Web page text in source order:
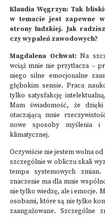
Klaudia Węgrzyn: Tak
w temacie jest zapewne
strony ludzkiej. Jak
czy wypaleń zawodowych?
Magdalena Ochwat:Na
wciąż mnie nie przytłacza –
niego silne emocjonalne
głębokim sensie. Praca
tylko satysfakcję
Mam świadomość, że
otaczającą mnie
nowe sposoby myślenia i
klimatycznej.
Oczywiście nie jestem wolna
szczególnie w obliczu skali
tempa systemowych
znaczenie ma dla mnie
nie tylko wiedzę, ale i emocje.
osobami, które są nie tylko
zaangażowane.